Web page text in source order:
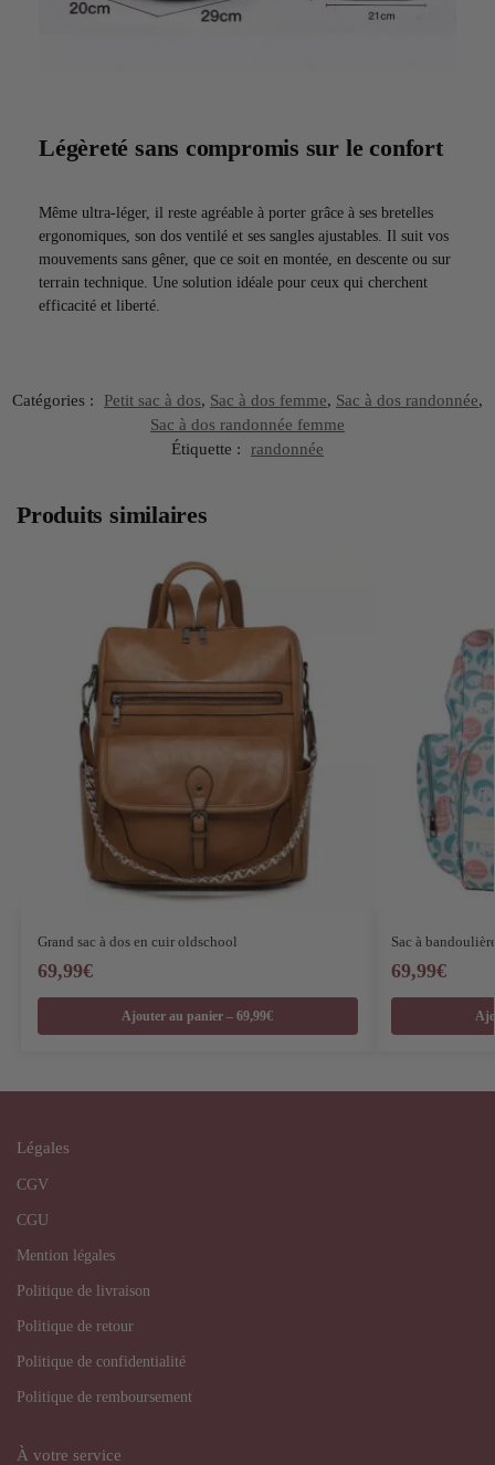
Légèreté sans compromis sur le confort
Même ultra-léger, il reste agréable à porter grâce à ses bretelles
ergonomiques, son dos ventilé et ses sangles ajustables. Il suit vos
mouvements sans gêner, que ce soit en montée, en descente ou sur
terrain technique. Une solution idéale pour ceux qui cherchent
efficacité et liberté.
Catégories : Petit sac à dos, Sac à dos femme, Sac à dos randonnée,
Sac à dos randonnée femme
Étiquette :
randonnée
Produits similaires
Grand sac à dos en cuir oldschool
69,99€
Ajouter au panier – 69,99€
Sac à
69,99€
Légales
CGV
CGU
Mention légales
Politique de livraison
Politique de retour
Politique de confidentialité
Politique de remboursement
À votre service